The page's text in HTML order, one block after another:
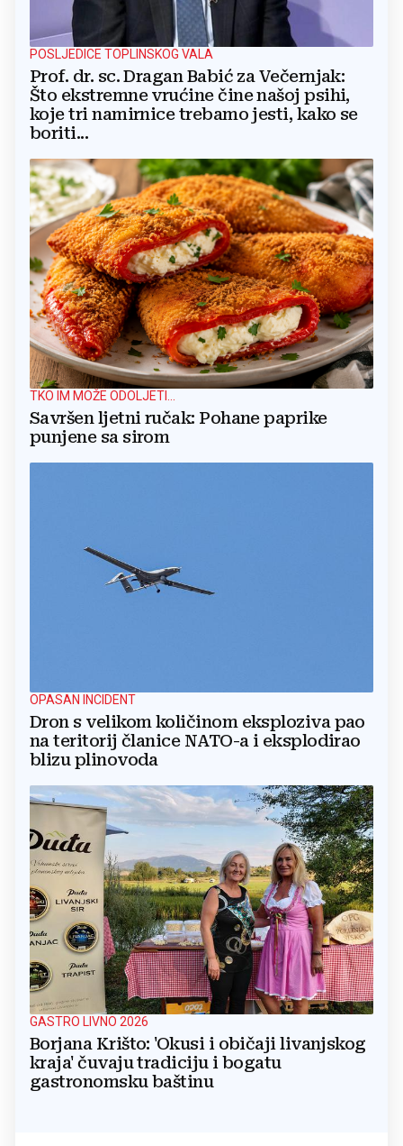
POSLJEDICE TOPLINSKOG VALA
Prof. dr. sc. Dragan Babić za Večernjak:
Što ekstremne vrućine čine našoj psihi,
koje tri namirnice trebamo jesti, kako se
boriti...
TKO IM MOŽE ODOLJETI...
Savršen ljetni ručak: Pohane paprike
punjene sa sirom
OPASAN INCIDENT
Dron s velikom količinom eksploziva pao
na teritorij članice NATO-a i eksplodirao
blizu plinovoda
GASTRO LIVNO 2026
Borjana Krišto: 'Okusi i običaji livanjskog
kraja' čuvaju tradiciju i bogatu
gastronomsku baštinu